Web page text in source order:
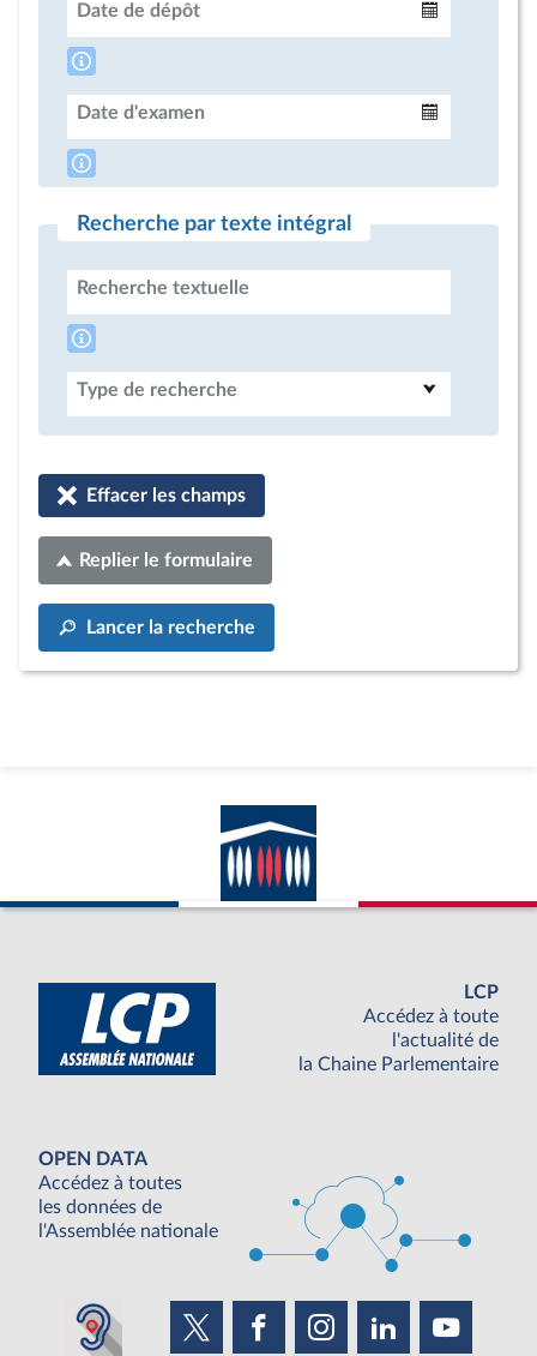
Date de dépôt
Date d'examen
Recherche par texte intégral
Recherche textuelle
Type de recherche
Effacer les champs
Replier le formulaire
Lancer la recherche
LCP
Accédez à toute
l'actualité de
la Chaine Parlementaire
OPEN DATA
Accédez à toutes
les données de
l'Assemblée nationale